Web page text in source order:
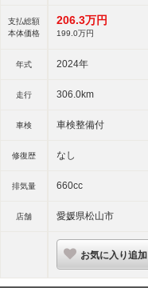
支払総額
本体価格
年式
走行
車検
修復歴
排気量
店舗
206.3万円
199. 0万円
2024年
306.0km
車検整備付
なし
660cc
愛媛県松山市
お気に入り追加